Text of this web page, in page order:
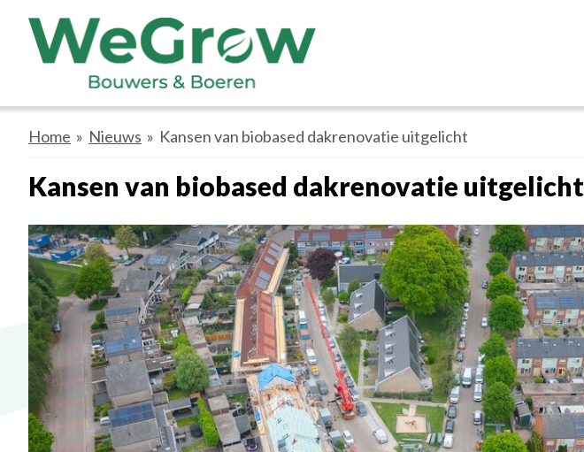
Home » Nieuws » Kansen van biobased dakrenovatie uitgelicht
Kansen van biobased dakrenovatie uitgelicht